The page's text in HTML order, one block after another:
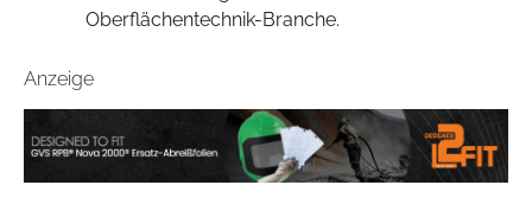
Oberflächentechnik-Branche.
Anzeige